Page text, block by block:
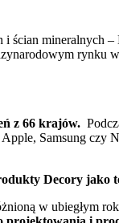
mineralnych –
rynku
z 66 krajów.
Samsung
Decory jako
w ubiegłym